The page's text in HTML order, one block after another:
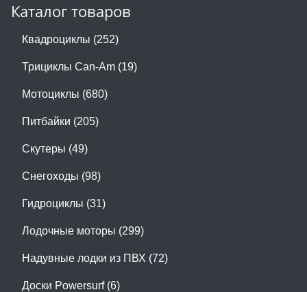
Каталог товаров
Квадроциклы (252)
Трициклы Can-Am (19)
Мотоциклы (680)
Питбайки (205)
Скутеры (49)
Снегоходы (98)
Гидроциклы (31)
Лодочные моторы (299)
Надувные лодки из ПВХ (72)
Доски Powersurf (6)